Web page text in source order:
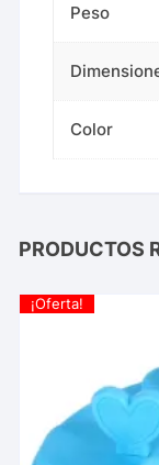
Peso
Color
PRODUCTOS
¡Oferta!